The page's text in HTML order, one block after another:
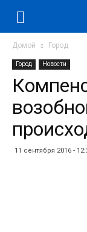
Домой Город
Город Новости
11 сентября 2016 -